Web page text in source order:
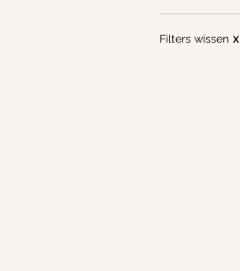
Filters wissen X